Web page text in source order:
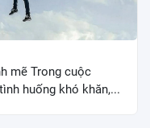
mẽ Trong cuộc
huống khó khăn,...